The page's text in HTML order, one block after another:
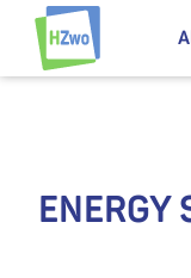
Jump to content
HZwo – Antrieb für